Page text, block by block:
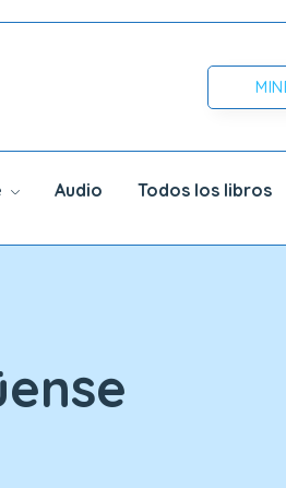
Audio Todos los libros